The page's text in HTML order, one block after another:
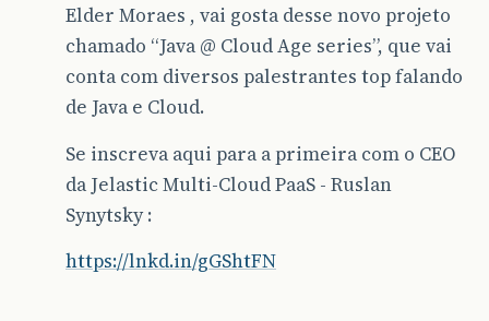
Elder Moraes , vai gosta desse novo projeto
chamado “Java @ Cloud Age series”, que vai
conta com diversos palestrantes top falando
de Java e Cloud.
Se inscreva aqui para a primeira com o CEO
da Jelastic Multi-Cloud PaaS - Ruslan
Synytsky :
https://lnkd.in/gGShtFN